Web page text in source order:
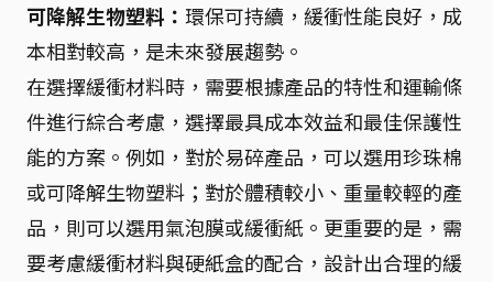
可降解生物塑料： 環保可持續，緩衝性能良好，成
本相對較高，是未來發展趨勢。
在選擇緩衝材料時，需要根據產品的特性和運輸條
件進行綜合考慮，選擇最具成本效益和最佳保護性
能的方案。例如，對於易碎產品，可以選用珍珠棉
或可降解生物塑料；對於體積較小、重量較輕的產
品，則可以選用氣泡膜或緩衝紙。更重要的是，需
要考慮緩衝材料與硬紙盒的配合，設計出合理的緩